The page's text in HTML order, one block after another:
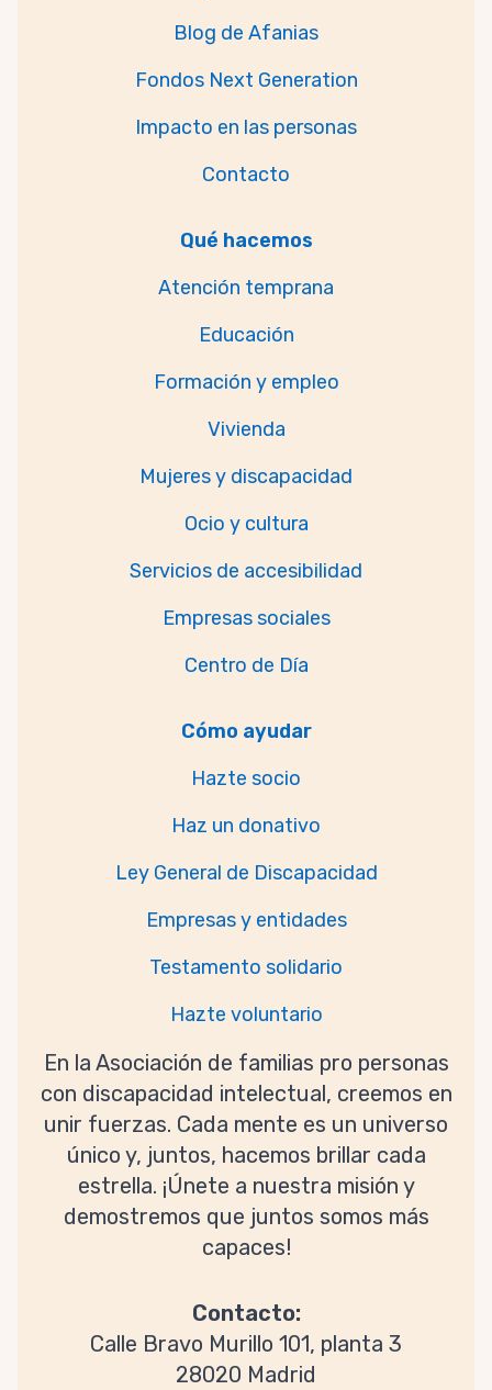
Blog de Afanias
Fondos Next Generation
Impacto en las personas
Contacto
Qué hacemos
Atención temprana
Educación
Formación y empleo
Vivienda
Mujeres y discapacidad
Ocio y cultura
Servicios de accesibilidad
Empresas sociales
Centro de Día
Cómo ayudar
Hazte socio
Haz un donativo
Ley General de Discapacidad
Empresas y entidades
Testamento solidario
Hazte voluntario
En la Asociación de familias pro personas
con discapacidad intelectual, creemos en
unir fuerzas. Cada mente es un universo
único y, juntos, hacemos brillar cada
estrella. ¡Únete a nuestra misión y
demostremos que juntos somos más
capaces!
Contacto:
Calle Bravo Murillo 101, planta 3
28020 Madrid